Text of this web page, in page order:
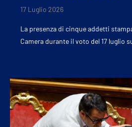
17 Luglio 2026
La presenza di cinque addetti
Camera durante il voto del 17 luglio